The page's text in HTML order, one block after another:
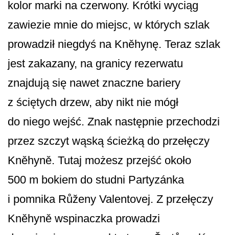
kolor marki na czerwony. Krótki wyciąg
zawiezie mnie do miejsc, w których szlak
prowadził niegdyś na Kněhynę. Teraz szlak
jest zakazany, na granicy rezerwatu
znajdują się nawet znaczne bariery
z ściętych drzew, aby nikt nie mógł
do niego wejść. Znak następnie przechodzi
przez szczyt wąską ścieżką do przełęczy
Kněhyně. Tutaj możesz przejść około
500 m bokiem do studni Partyzánka
i pomnika Růženy Valentovej. Z przełęczy
Kněhyně wspinaczka prowadzi